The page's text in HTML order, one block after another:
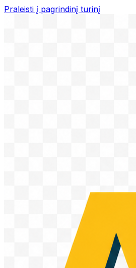
Praleisti į pagrindinį turinį